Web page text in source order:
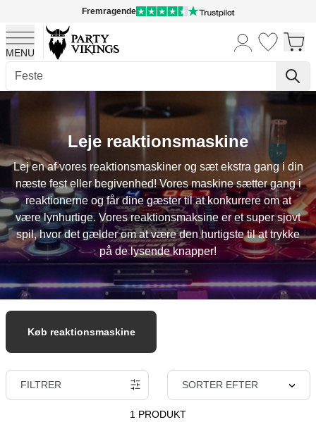
Fremragende
MENU
Skip to Content
Leje reaktionsmaskine
Lej en af vores reaktionsmaskiner og sæt ekstra gang i din
næste fest eller begivenhed! Vores maskine sætter gang i
reaktionerne og får dine gæster til at konkurrere om at
være lynhurtige. Vores reaktionsmaksine er et super sjovt
spil, hvor det gælder om at være den hurtigste til at trykke
på de lysende knapper!
Køb reaktionsmaskine
FILTRER SORTER EFTER
1 PRODUKT